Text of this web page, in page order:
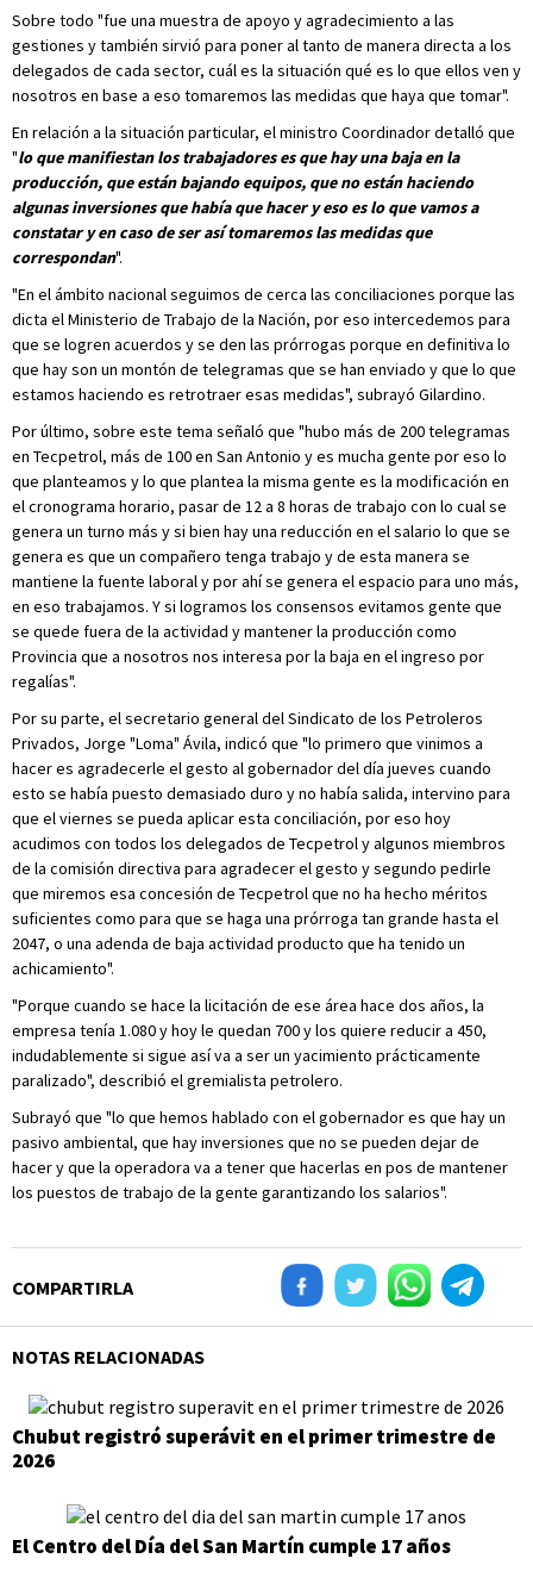
Sobre todo "fue una muestra de apoyo y agradecimiento a las
gestiones y también sirvió para poner al tanto de manera directa a los
delegados de cada sector, cuál es la situación qué es lo que ellos ven y
nosotros en base a eso tomaremos las medidas que haya que tomar".
En relación a la situación particular, el ministro Coordinador detalló que
"lo que manifiestan los trabajadores es que hay una baja en la
producción, que están bajando equipos, que no están haciendo
algunas inversiones que había que hacer y eso es lo que vamos a
constatar y en caso de ser así tomaremos las medidas que
correspondan".
"En el ámbito nacional seguimos de cerca las conciliaciones porque las
dicta el Ministerio de Trabajo de la Nación, por eso intercedemos para
que se logren acuerdos y se den las prórrogas porque en definitiva lo
que hay son un montón de telegramas que se han enviado y que lo que
estamos haciendo es retrotraer esas medidas", subrayó Gilardino.
Por último, sobre este tema señaló que "hubo más de 200 telegramas
en Tecpetrol, más de 100 en San Antonio y es mucha gente por eso lo
que planteamos y lo que plantea la misma gente es la modificación en
el cronograma horario, pasar de 12 a 8 horas de trabajo con lo cual se
genera un turno más y si bien hay una reducción en el salario lo que se
genera es que un compañero tenga trabajo y de esta manera se
mantiene la fuente laboral y por ahí se genera el espacio para uno más,
en eso trabajamos. Y si logramos los consensos evitamos gente que
se quede fuera de la actividad y mantener la producción como
Provincia que a nosotros nos interesa por la baja en el ingreso por
regalías".
Por su parte, el secretario general del Sindicato de los Petroleros
Privados, Jorge "Loma" Ávila, indicó que "lo primero que vinimos a
hacer es agradecerle el gesto al gobernador del día jueves cuando
esto se había puesto demasiado duro y no había salida, intervino para
que el viernes se pueda aplicar esta conciliación, por eso hoy
acudimos con todos los delegados de Tecpetrol y algunos miembros
de la comisión directiva para agradecer el gesto y segundo pedirle
que miremos esa concesión de Tecpetrol que no ha hecho méritos
suficientes como para que se haga una prórroga tan grande hasta el
2047, o una adenda de baja actividad producto que ha tenido un
achicamiento".
"Porque cuando se hace la licitación de ese área hace dos años, la
empresa tenía 1.080 y hoy le quedan 700 y los quiere reducir a 450,
indudablemente si sigue así va a ser un yacimiento prácticamente
paralizado", describió el gremialista petrolero.
Subrayó que "lo que hemos hablado con el gobernador es que hay un
pasivo ambiental, que hay inversiones que no se pueden dejar de
hacer y que la operadora va a tener que hacerlas en pos de mantener
los puestos de trabajo de la gente garantizando los salarios".
COMPARTIRLA
NOTAS RELACIONADAS
Chubut registró superávit en el primer trimestre de
2026
El Centro del Día del San Martín cumple 17 años